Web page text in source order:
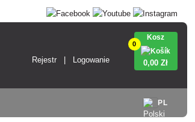
Rejestr Logowanie
0
Kosz
0,00 Zł
PL